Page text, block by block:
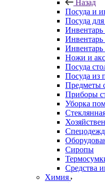
Назад
Посуда и
Посуда
Инвентарь
Ножи и
Посуда
Посуда из
Предметы
Приборы
Уборка
Сиропы
Средства
Химия